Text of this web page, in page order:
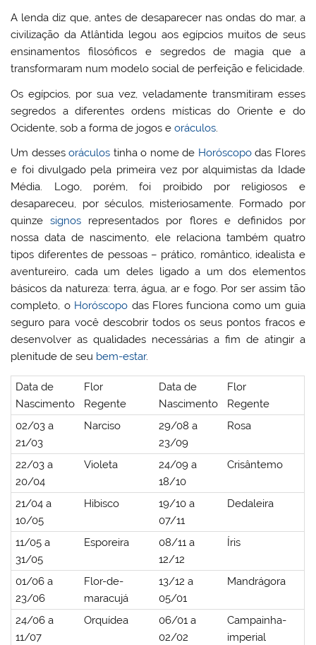
A lenda diz que, antes de desaparecer nas ondas do mar, a
civilização da Atlântida legou aos egípcios muitos de seus
ensinamentos filosóficos e segredos de magia que a
transformaram num modelo social de perfeição e felicidade.
Os egípcios, por sua vez, veladamente transmitiram esses
segredos a diferentes ordens místicas do Oriente e do
Ocidente, sob a forma de jogos eoráculos
Um dessesoráculos tinha o nome de Horóscopodas Flores
e foi divulgado pela primeira vez por alquimistas da Idade
Média. Logo, porém, foi proibido por religiosos e
desapareceu, por séculos, misteriosamente. Formado por
quinzesignos representados por flores e definidos por
nossa data de nascimento, ele relaciona também quatro
tipos diferentes de pessoas – prático, romântico, idealista e
aventureiro, cada um deles ligado a um dos elementos
básicos da natureza: terra, água, ar e fogo. Por ser assim tão
completo, o Horóscopo das Flores funciona como um guia
seguro para você descobrir todos os seus pontos fracos e
desenvolver as qualidades necessárias a fim de atingir a
plenitude de seu bem-estar.
Data de
Nascimento
Flor
Regente
Data de
Nascimento
Flor
Regente
02/03 a
21/03
Narciso
29/08 a
23/09
Rosa
22/03 a
20/04
Violeta
24/09 a
18/10
Crisântemo
21/04 a
10/05
Hibisco
19/10 a
07/11
Dedaleira
11/05 a
31/05
Esporeira
08/11 a
12/12
Íris
01/06 a
23/06
Flor-de-
maracujá
13/12 a
05/01
Mandrágora
24/06 a
11/07
Orquídea
06/01 a
02/02
Campainha-
imperial